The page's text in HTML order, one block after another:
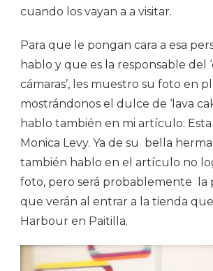
cuando los vayan a a visitar.
Para que le pongan cara a esa
hablo y que es la responsable del
cámaras’, les muestro su foto en
mostrándonos el dulce de ‘lava
hablo también en mi artículo:
Monica Levy. Ya de su bella
también hablo en el artículo no
foto, pero será probablemente la
que verán al entrar a la tienda
Harbour en Paitilla.